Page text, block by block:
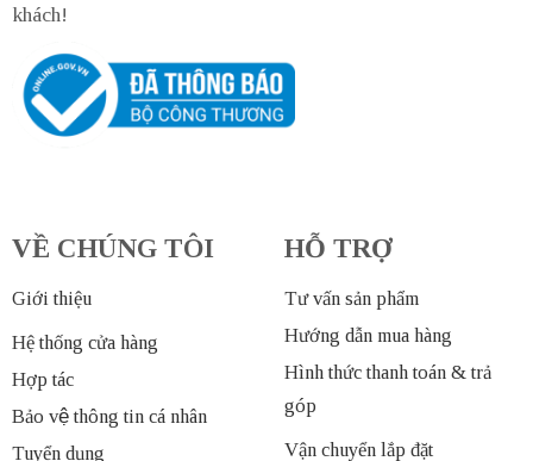
khách!
VỀ CHÚNG TÔI
Giới thiệu
Hệ thống cửa hàng
Hợp tác
Bảo vệ thông tin cá nhân
Tuyển dụng
HỖ TRỢ
Tư vấn sản phẩm
Hướng dẫn mua hàng
Hình thức thanh toán & trả
góp
Vận chuyển lắp đặt